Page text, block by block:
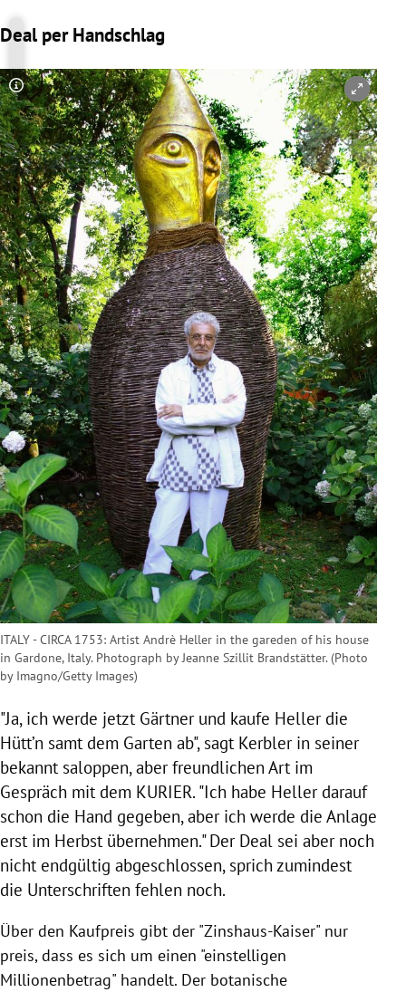
Deal per Handschlag
Copyright-Hinweis öffnen/schließen
ITALY - CIRCA 1753: Artist Andrè Heller in the gareden of his house
in Gardone, Italy. Photograph by Jeanne Szillit Brandstätter. (Photo
by Imagno/Getty Images)
"Ja, ich werde jetzt Gärtner und kaufe Hellerdie
Hütt’n samt dem Garten ab", sagt Kerblerin seiner
bekannt saloppen, aber freundlichen Art im
Gespräch mit dem KURIER. "Ich habe Hellerdarauf
schon die Hand gegeben, aber ich werde die Anlage
erst im Herbst übernehmen." Der Deal sei aber noch
nicht endgültig abgeschlossen, sprich zumindest
die Unterschriften fehlen noch.
Über den Kaufpreis gibt der "Zinshaus-Kaiser" nur
preis, dass es sich um einen "einstelligen
Millionenbetrag" handelt. Der botanische